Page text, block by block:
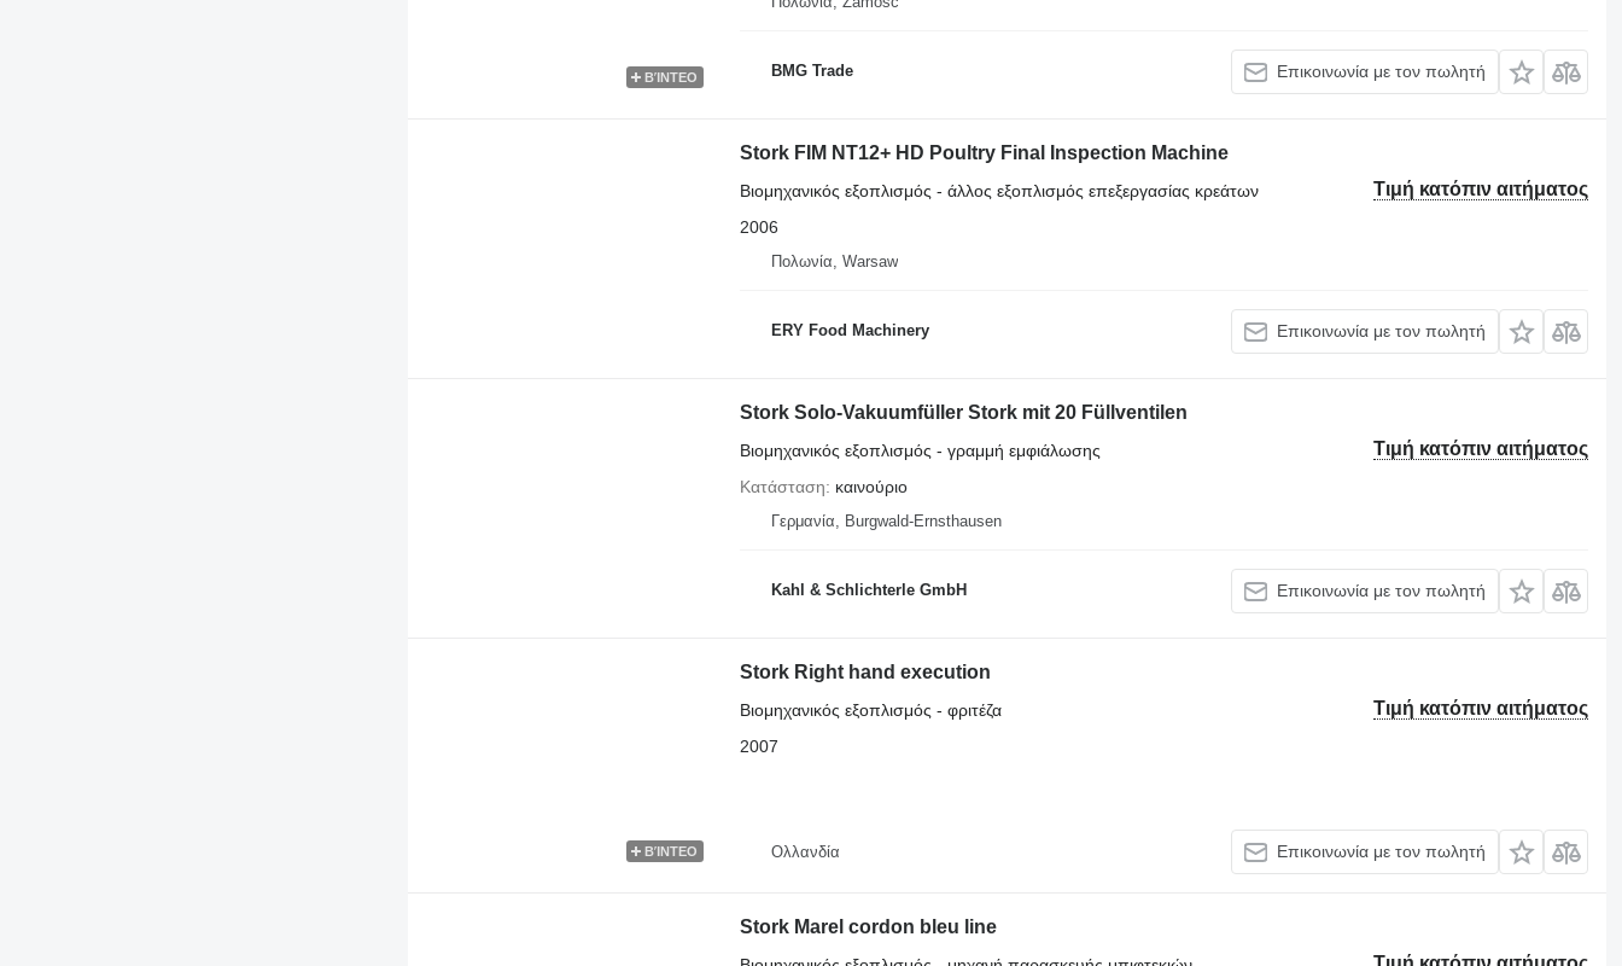
ΒΊΝΤΕΟ BMG Trade Επικοινωνία με τον πωλητή
Stork FIM NT12+ HD Poultry Final Inspection Machine
Τιμή κατόπιν αιτήματος
Βιομηχανικός εξοπλισμός - άλλος εξοπλισμός επεξεργασίας κρεάτων
2006
Πολωνία, Warsaw
ERY Food Machinery Επικοινωνία με τον πωλητή
Stork Solo-Vakuumfüller Stork mit 20 Füllventilen
Τιμή κατόπιν αιτήματος
Βιομηχανικός εξοπλισμός - γραμμή εμφιάλωσης
Κατάσταση
καινούριο
Γερμανία, Burgwald-Ernsthausen
Kahl & Schlichterle GmbH Επικοινωνία με τον πωλητή
ΒΊΝΤΕΟ
Stork Right hand execution
Τιμή κατόπιν αιτήματος
Βιομηχανικός εξοπλισμός - φριτέζα
2007
Ολλανδία Επικοινωνία με τον πωλητή
Stork Marel cordon bleu line